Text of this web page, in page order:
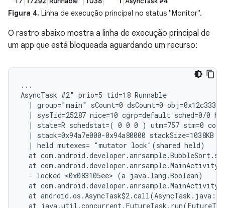
Figura 4. Linha de execução principal no status "Monitor".
O rastro abaixo mostra a linha de execução principal de
um app que está bloqueada aguardando um recurso:
...
AsyncTask #2" prio=5 tid=18 Runnable
| group="main" sCount=0 dsCount=0
| sysTid=25287 nice=10 cgrp=default sched=0/0
| state=R schedstat=( 0 0 0 ) utm=757 stm=0
  | stack=0x94a7e000-0x94a80000 stackSize=1038KB
  | held mutexes= "mutator lock"(shared held)
at
at
  - locked <0x083105ee> (a java.lang.Boolean)
at
at
at